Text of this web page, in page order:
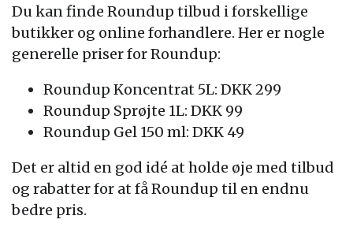
Du kan finde Roundup tilbud i forskellige
butikker og online forhandlere. Her er nogle
generelle priser for Roundup:
Roundup Koncentrat 5L: DKK 299
Roundup Sprøjte 1L: DKK 99
Roundup Gel 150 ml: DKK 49
Det er altid en god idé at holde øje med tilbud
og rabatter for at få Roundup til en endnu
bedre pris.